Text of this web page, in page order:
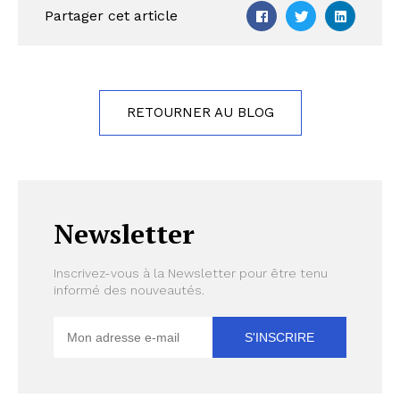
Partager cet article
RETOURNER AU BLOG
Newsletter
Inscrivez-vous à la Newsletter pour être tenu
informé des nouveautés.